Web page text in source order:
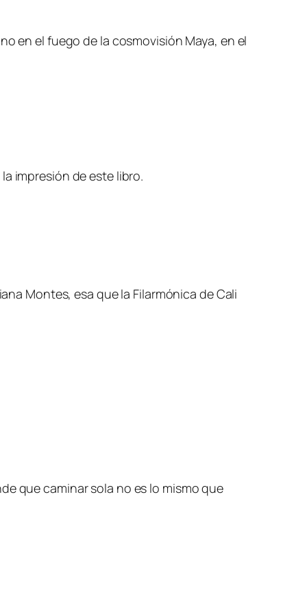
en el fuego de la cosmovisión Maya, en el
impresión de este libro.
Montes, esa que la Filarmónica de Cali
que caminar sola no es lo mismo que